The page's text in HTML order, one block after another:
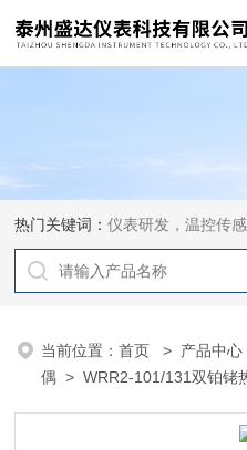
热门关键词：仪表研发，温控传
当前位置：首页 > 产品中心
偶 > WRR2-101/131双铂铑